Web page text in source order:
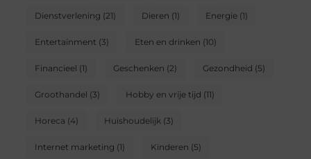
Dienstverlening (21) Dieren (1) Energie (1)
Entertainment (3) Eten en drinken (10)
Financieel (1) Geschenken (2) Gezondheid (5)
Groothandel (3) Hobby en vrije tijd (11)
Horeca (4) Huishoudelijk (3)
Internet marketing (1) Kinderen (5)